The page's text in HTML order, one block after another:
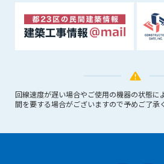
回線速度が遅い場合やご使用の機器の状態に
間を要する場合がございますので予めご了承
管理者は、会員が登録した内容が以下
恐れのあるものは、会員の承諾なく削
(1) 登録されている情報が、第6条の定
(2) 建設資料館の運営および保守管理上
(3) 広告掲載料金の支払が遅延した場合
(4) その他、管理者が不適当と判断した
第8条（サービスの変更・中止等）